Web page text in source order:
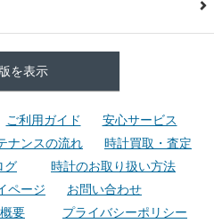
を表示
ご利用ガイド
安心サービス
ナンスの流れ
時計買取・査定
グ
時計のお取り扱い方法
ページ
お問い合わせ
要 プライバシーポリシー